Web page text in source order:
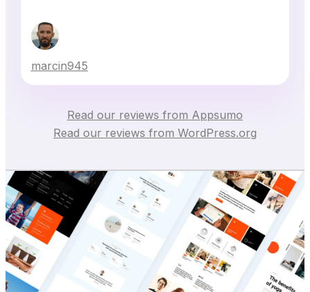
marcin945
Read our reviews from Appsumo
Read our reviews from WordPress.org